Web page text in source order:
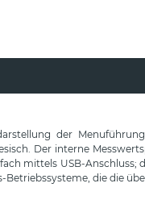
der
Der interne
mittels USB-Anschluss;
die die